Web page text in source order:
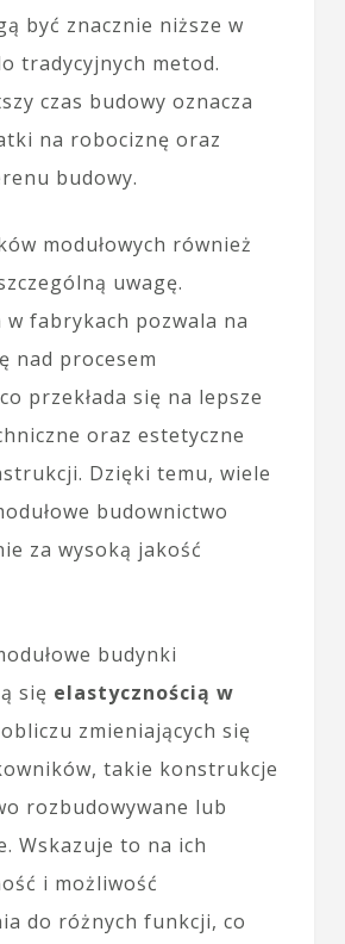
być znacznie niższe w
tradycyjnych metod.
czas budowy oznacza
na robociznę oraz
budowy.
modułowych również
uwagę.
fabrykach pozwala na
nad procesem
przekłada się na lepsze
oraz estetyczne
Dzięki temu, wiele
budownictwo
za wysoką jakość
budynki
się elastycznością w
zmieniających się
takie konstrukcje
rozbudowywane lub
Wskazuje to na ich
i możliwość
do różnych funkcji, co